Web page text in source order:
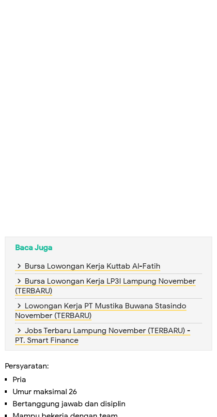
Baca Juga
Bursa Lowongan Kerja Kuttab Al-Fatih
Bursa Lowongan Kerja LP3I Lampung November
(TERBARU)
Lowongan Kerja PT Mustika Buwana Stasindo
November (TERBARU)
Jobs Terbaru Lampung November (TERBARU) -
PT. Smart Finance
Persyaratan:
Pria
Umur maksimal 26
Bertanggung jawab dan disiplin